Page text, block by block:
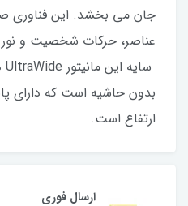
جان می بخشد. این فناوری
عناصر، حرکات شخصیت و نور
بدون حاشیه است که دارای
ارتفاع است.
ارسال فوری